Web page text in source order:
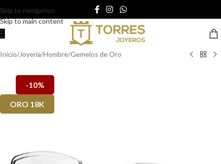
Skip to navigation
Skip to main content
Inicio/Joyería/Hombre/Gemelos de Oro
-10%
ORO 18K